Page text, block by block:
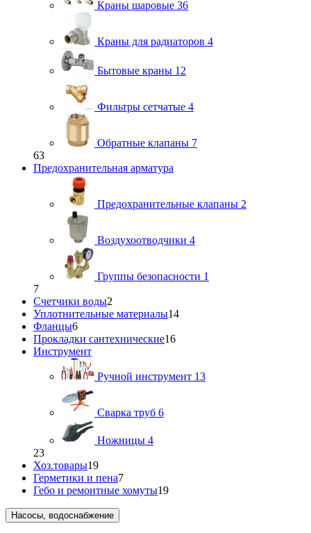
Краны шаровые 36
Краны для радиаторов 4
Бытовые краны 12
Фильтры сетчатые 4
Обратные клапаны 7
63
Предохранительная арматура
Предохранительные клапаны 2
Воздухоотводчики 4
Группы безопасности 1
7
Счетчики воды2
Уплотнительные материалы14
Фланцы6
Прокладки сантехнические16
Инструмент
Ручной инструмент 13
Сварка труб 6
Ножницы 4
23
Хоз.товары19
Герметики и пена7
Гебо и ремонтные хомуты19
Насосы, водоснабжение